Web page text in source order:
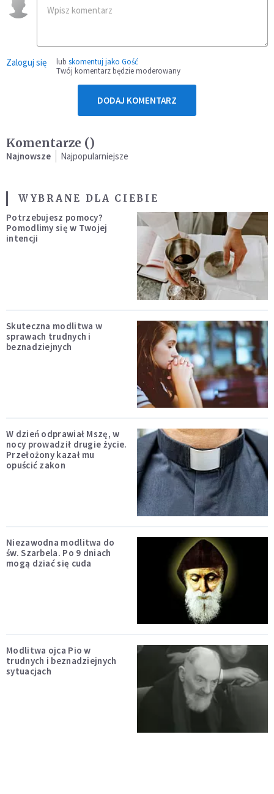
Zaloguj się lub skomentuj jako Gość
Twój komentarz będzie moderowany
DODAJ KOMENTARZ
Komentarze ()
Najnowsze Najpopularniejsze
WYBRANE DLA CIEBIE
Potrzebujesz pomocy?
Pomodlimy się w Twojej
intencji
Skuteczna modlitwa w
sprawach trudnych i
beznadziejnych
W dzień odprawiał Mszę, w
nocy prowadził drugie życie.
Przełożony kazał mu
opuścić zakon
Niezawodna modlitwa do
św. Szarbela. Po 9 dniach
mogą dziać się cuda
Modlitwa ojca Pio w
trudnych i beznadziejnych
sytuacjach